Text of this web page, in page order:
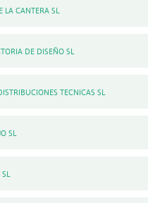
LA CANTERA SL
DE DISEÑO SL
TECNICAS SL
SL